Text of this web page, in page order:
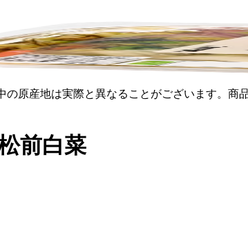
原産地は実際と異なることがございます。商
前白菜